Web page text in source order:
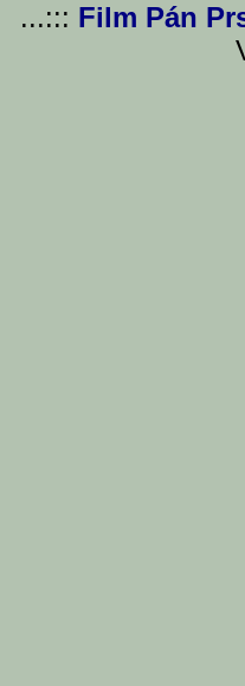
...::: Film Pán